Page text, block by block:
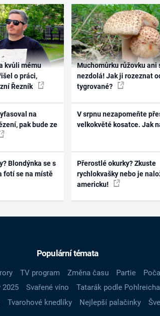
kvůli mému
o práci,
Řezník
na
pak bude ze
Blondýnka se s
fotí se na místě
Muchomůrku růžovku ani
nezdolá! Jak ji rozeznat
tygrované?
V srpnu nezapomeňte
velkokvěté kosatce. Jak
Přerostlé okurky? Zkuste
rychlokvašky nebo je
americku!
Populární témata
TV program Změna času Partie
2025 Svařené víno Tatarák podle Pohlreicha
Tvarohové knedlíky Nejlepší palačinky